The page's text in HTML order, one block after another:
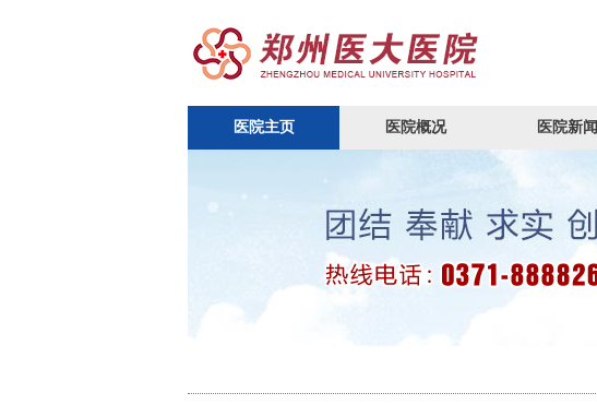
医院主页 医院概况 医院新闻